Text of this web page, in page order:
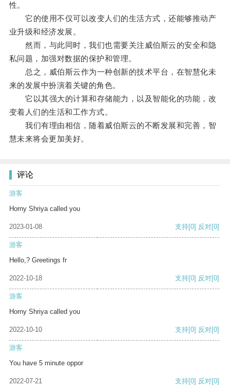
性。
它的使用不仅可以改变人们的生活方式，还能够推动产
业升级和经济发展。
然而，与此同时，我们也需要关注威伯斯云的安全和隐
私问题，加强对数据的保护和管理。
总之，威伯斯云作为一种创新的技术平台，在智慧化未
来的发展中扮演着关键的角色。
它以其强大的计算和存储能力，以及智能化的功能，改
变着人们的生活和工作方式。
我们有理由相信，随着威伯斯云的不断发展和完善，智
慧未来将会更加美好。
评论
游客
Horny Shriya called you
2023-01-08 支持[0] 反对[0]
游客
Hello,? Greetings fr
2022-10-18 支持[0] 反对[0]
游客
Horny Shriya called you
2022-10-10 支持[0] 反对[0]
游客
You have 5 minute oppor
2022-07-21 支持[0] 反对[0]